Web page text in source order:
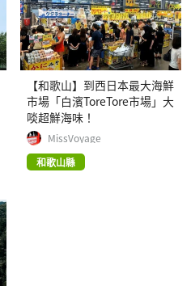
【和歌山】到西日本最大海鮮
市場「白濱ToreTore市場」大
啖超鮮海味！
MissVoyage
和歌山縣